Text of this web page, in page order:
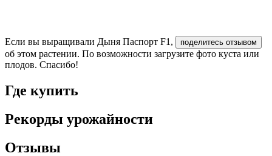
Если вы выращивали Дыня Паспорт F1, поделитесь отзывом
об этом растении. По возможности загрузите фото куста или
плодов. Спасибо!
Где купить
Рекорды урожайности
Отзывы